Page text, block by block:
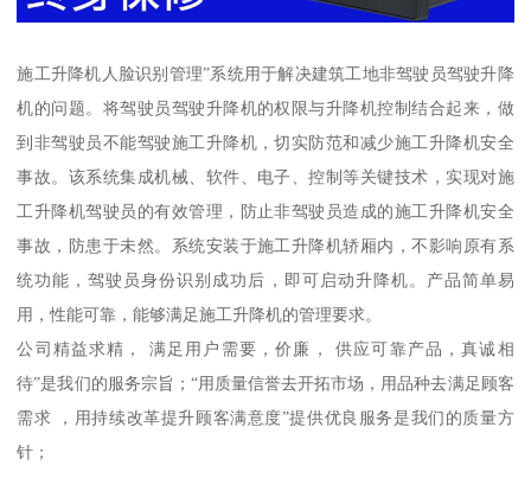
施工升降机人脸识别管理”系统用于解决建筑工地非驾驶员驾驶升降
机的问题。将驾驶员驾驶升降机的权限与升降机控制结合起来，做
到非驾驶员不能驾驶施工升降机，切实防范和减少施工升降机安全
事故。该系统集成机械、软件、电子、控制等关键技术，实现对施
工升降机驾驶员的有效管理，防止非驾驶员造成的施工升降机安全
事故，防患于未然。系统安装于施工升降机轿厢内，不影响原有系
统功能，驾驶员身份识别成功后，即可启动升降机。产品简单易
用，性能可靠，能够满足施工升降机的管理要求。
公司精益求精， 满足用户需要，价廉， 供应可靠产品，真诚相
待”是我们的服务宗旨；“用质量信誉去开拓市场，用品种去满足顾客
需求 ，用持续改革提升顾客满意度”提供优良服务是我们的质量方
针；